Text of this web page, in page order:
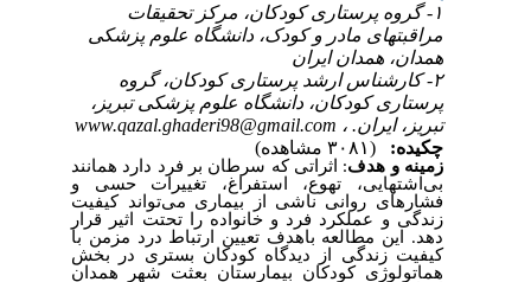
۱- گروه پرستاری کودکان، مرکز تحقیقات
مراقبتهای مادر و کودک، دانشگاه علوم پزشکی
همدان، همدان ایران
۲- کارشناس ارشد پرستاری کودکان، گروه
پرستاری کودکان، دانشگاه علوم پزشکی تبریز،
تبریز، ایران. ، www.qazal.ghaderi98@gmail.com
چکیده:
زمینه و هدف: اثراتی که سرطان بر فرد دارد همانند
بی‌اشتهایی، تهوع، استفراغ، تغییرات حسی و
فشارهای روانی ناشی از بیماری می‌تواند کیفیت
زندگی و عملکرد فرد و خانواده را تحتت اثیر قرار
دهد. این مطالعه باهدف تعیین ارتباط درد مزمن با
کیفیت زندگی از دیدگاه کودکان بستری در بخش
هماتولوژی کودکان بیمارستان بعثت شهر همدان